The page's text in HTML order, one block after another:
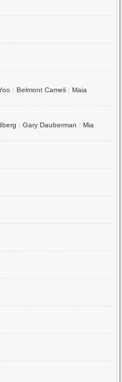
|Belmont Cameli |Maia
|Gary Dauberman |Mia